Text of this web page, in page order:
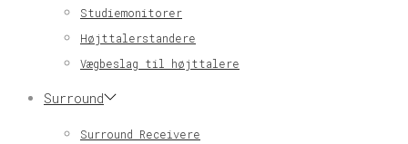
Studiemonitorer
Højttalerstandere
Vægbeslag til højttalere
Surround
Surround Receivere